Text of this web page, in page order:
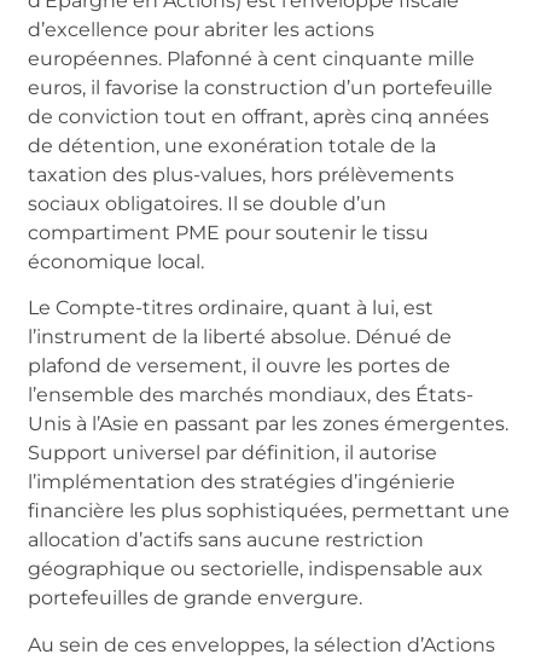
d’excellence pour abriter les actions
européennes. Plafonné à cent cinquante mille
euros, il favorise la construction d’un portefeuille
de conviction tout en offrant, après cinq années
de détention, une exonération totale de la
taxation des plus-values, hors prélèvements
sociaux obligatoires. Il se double d’un
compartiment PME pour soutenir le tissu
économique local.
Le Compte-titres ordinaire, quant à lui, est
l’instrument de la liberté absolue. Dénué de
plafond de versement, il ouvre les portes de
l’ensemble des marchés mondiaux, des États-
Unis à l’Asie en passant par les zones émergentes.
Support universel par définition, il autorise
l’implémentation des stratégies d’ingénierie
financière les plus sophistiquées, permettant une
allocation d’actifs sans aucune restriction
géographique ou sectorielle, indispensable aux
portefeuilles de grande envergure.
Au sein de ces enveloppes, la sélection d’Actions